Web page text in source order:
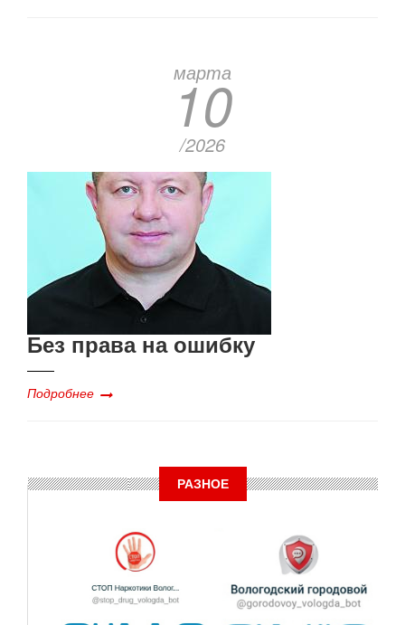
марта
10
/2026
Без права на ошибку
Подробнее
РАЗНОЕ